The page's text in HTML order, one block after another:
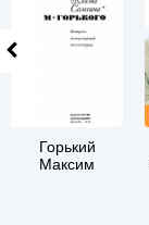
Горький
Максим